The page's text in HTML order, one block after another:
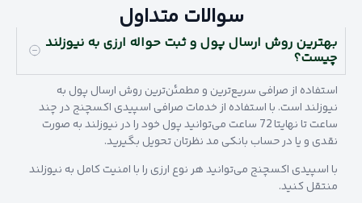
سوالات متداول
بهترین روش ارسال پول و ثبت حواله ارزی به نیوزلند
چیست؟
استفاده از صرافی سریع‌ترین و مطمئن‌ترین روش ارسال پول به
نیوزلند است. با استفاده از خدمات صرافی اسپیدی اکسچنج در چند
ساعت تا نهایتا 72 ساعت می‌توانید پول خود را در نیوزلند به صورت
نقدی و یا در حساب بانکی مد نظرتان تحویل بگیرید.
با اسپیدی اکسچنج می‌توانید هر نوع ارزی را با امنیت کامل به نیوزلند
منتقل کنید.